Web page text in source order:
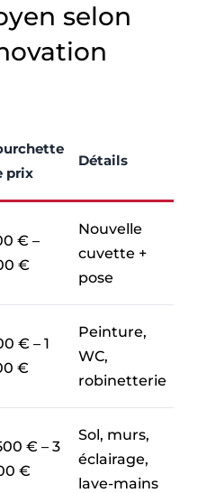
selon
prix
Détails
€ –
€
Nouvelle
cuvette +
pose
€ – 1
€
Peinture,
WC,
robinetterie
€ – 3
€
Sol, murs,
éclairage,
lave-mains